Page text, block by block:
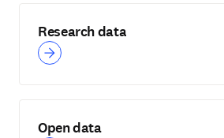
Research data
Open data